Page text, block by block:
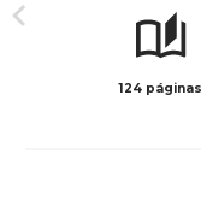
124 páginas